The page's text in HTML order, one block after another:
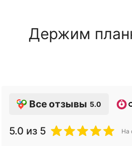
Держим
Все отзывы 5.0
5.0 из 5 На